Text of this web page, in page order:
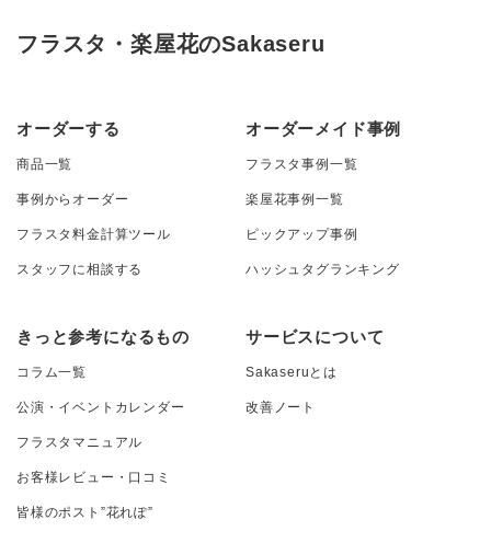
フラスタ・楽屋花のSakaseru
オーダーする
商品一覧
事例からオーダー
フラスタ料金計算ツール
スタッフに相談する
オーダーメイド事例
フラスタ事例一覧
楽屋花事例一覧
ピックアップ事例
ハッシュタグランキング
きっと参考になるもの
コラム一覧
公演・イベントカレンダー
フラスタマニュアル
お客様レビュー・口コミ
皆様のポスト”花れぽ”
サービスについて
Sakaseruとは
改善ノート